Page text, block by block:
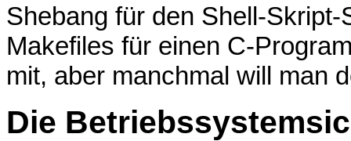
Shebang für den Shell-
Makefiles für einen C-
mit, aber manchmal will man
Die